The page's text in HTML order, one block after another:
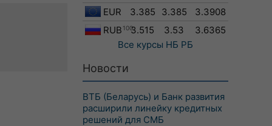
EUR
3.385 3.385
3.3908
RUB 1003.515 3.53
3.6365
Все курсы НБ РБ
Новости
ВТБ (Беларусь) и Банк развития
расширили линейку кредитных
решений для СМБ